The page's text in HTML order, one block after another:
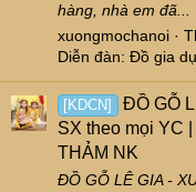
hàng, nhà em đã...
xuongmochanoi
Diễn đàn: Đồ gia
[KDCN]
ĐỒ GỖ
SX theo mọi YC
THẢM NK
ĐỒ GỖ LÊ GIA -